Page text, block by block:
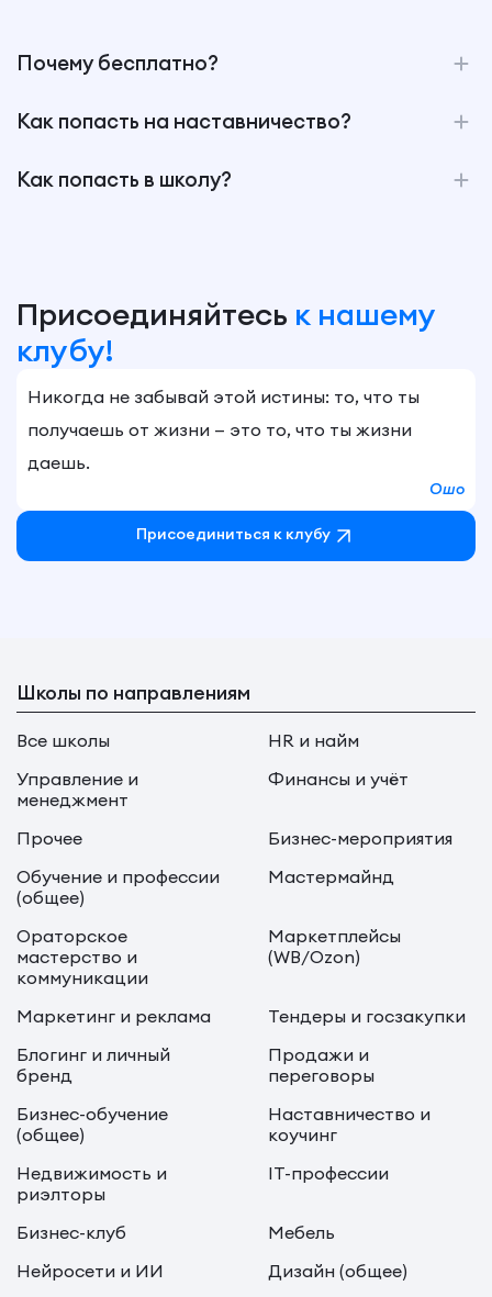
Почему бесплатно?
Как попасть на наставничество?
Как попасть в школу?
Присоединяйтесь к нашему
клубу!
Никогда не забывай этой истины: то, что ты
получаешь от жизни — это то, что ты жизни
даешь.
Ошо
Присоединиться к клубу
Школы по направлениям
Все школы
HR и найм
Управление и
менеджмент
Финансы и учёт
Прочее
Бизнес-мероприятия
Обучение и профессии
(общее)
Мастермайнд
Ораторское
мастерство и
коммуникации
Маркетплейсы
(WB/Ozon)
Маркетинг и реклама
Тендеры и госзакупки
Блогинг и личный
бренд
Продажи и
переговоры
Бизнес-обучение
(общее)
Наставничество и
коучинг
Недвижимость и
риэлторы
IT-профессии
Бизнес-клуб
Мебель
Нейросети и ИИ
Дизайн (общее)